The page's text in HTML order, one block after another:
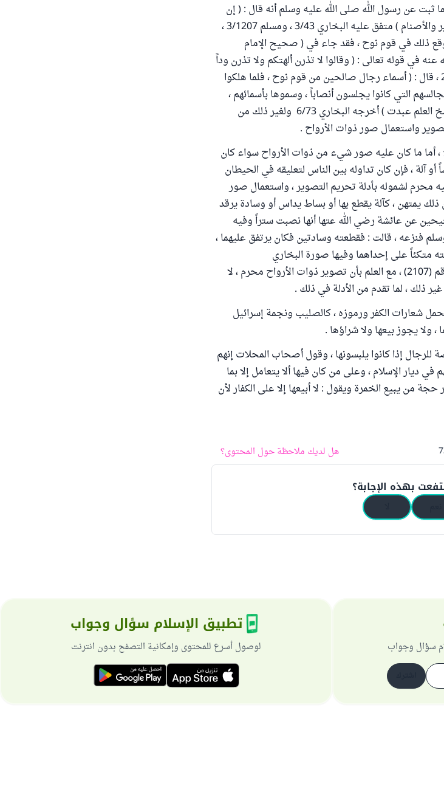
ثبت عن رسول الله صلى الله عليه وسلم أنه قال : ( إن
الله ورسوله حرم بيع الخمر والميتة والخنزير والأصنام ) متفق عليه البخاري 3/43 ، ومسلم 3/1207 ،
ذلك في قوم نوح ، فقد جاء في ( صحيح الإمام
في قوله تعالى : ( وقالوا لا تذرن ألهتكم ولا تذرن وداً
ولا سواعاً ولا يغوث ويعوق ونسراً ) نوح/23 ، قال : ( أسماء رجال صالحين من قوم نوح ، فلما هلكوا
التي كانوا يجلسون أنصاباً ، وسموها بأسمائهم ،
ففعلوا فلم تعبد ، حتى إذا هلك أولئك وتنسخ العلم عبدت ) أخرجه البخاري 6/73 ولغير ذلك من
واستعمال صور ذوات الأرواح .
أما ما كان عليه صور شيء من ذوات الأرواح سواء كان
آلة ، فإن كان تداوله بين الناس لتعليقه في الحيطان
محرم لشموله بأدلة تحريم التصوير ، واستعمال صور
يمتهن ، كآلة يقطع بها أو بساط يداس أو وسادة يرقد
عن عائشة رضي الله عتها أنها نصبت ستراً وفيه
فنزعه ، قالت : فقطعته وسادتين فكان يرتفق عليهما ،
متكئاً على إحداهما وفيها صورة البخاري
6/103،214،247 ، ومسلم 3/1168-1169 برقم (2107) ، مع العلم بأن تصوير ذوات الأرواح محرم ، لا
ذلك ، لما تقدم من الأدلة في ذلك .
شعارات الكفر ورموزه ، كالصليب ونجمة إسرائيل
ولا يجوز بيعها ولا شراؤها .
إذا كانوا يلبسونها ، وقول أصحاب المحلات إنهم
في ديار الإسلام ، وعلى من كان فيها ألا يتعامل إلا بما
من يبيع الخمرة ويقول : لا أبيعها إلا على الكفار لأن
هل لديك ملاحظة حول المحتوى؟
بهذه الإجابة؟
سؤال وجواب
تطبيق الإسلام سؤال وجواب
لوصول أسرع للمحتوى وإمكانية التصفح بدون انترنت